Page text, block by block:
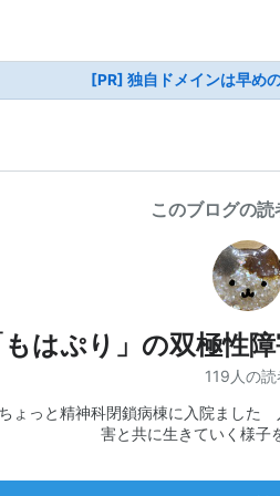
[PR] 独自ドメインは早め
このブログの読
はぷり」の双極性
119人の読
ょっと精神科閉鎖病棟に入院ました
害と共に生きていく様子